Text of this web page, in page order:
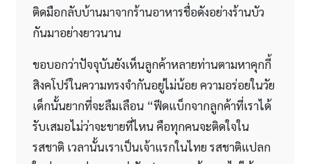
ติดมือกลับบ้านมาจากร้านอาหารชื่อดังอย่างร้านบัว
กันมาอย่างยาวนาน
ขอบอกว่าปัจจุบันยังเห็นลูกค้าหลายท่านตามหาคุกกี้
สิงคโปร์ในความทรงจำกันอยู่ไม่น้อย ความอร่อยในวัย
เด็กนั้นยากที่จะลืมเลือน “ฟีดแบ็กจากลูกค้าที่เราได้
รับเสมอไม่ว่าจะขายที่ไหน คือทุกคนจะติดใจใน
รสชาติ เวลานั้นเราเป็นเจ้าแรกในไทย รสชาติแปลก